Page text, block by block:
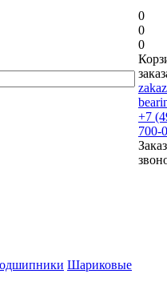
0
0
0
+7
700-
Шариковые